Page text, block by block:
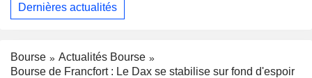
Dernières actualités
Bourse
Actualités Bourse
Bourse de Francfort : Le Dax se stabilise sur fond d'espoir